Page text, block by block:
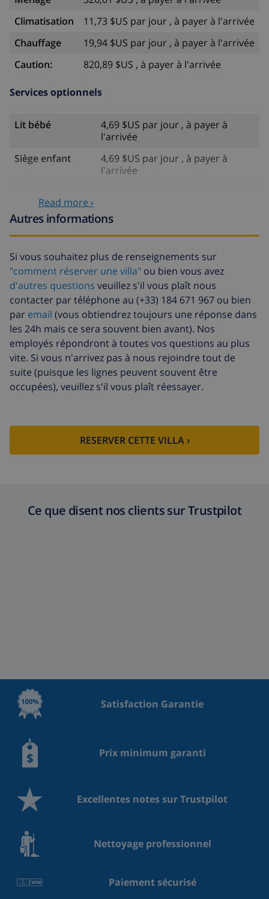
Climatisation
11,73 $US par jour , à payer à l'arrivée
Chauffage
19,94 $US par jour , à payer à l'arrivée
Caution:
820,89 $US , à payer à l'arrivée
Services optionnels
Lit bébé
4,69 $US par jour , à payer à
l'arrivée
Siège enfant
4,69 $US par jour , à payer à
l'arrivée
Animaux
58,64 $US , à payer à l'arrivée
Arrivée tardive
58,64 $US , à payer à l'arrivée
Lit
supplémentaire
14,07 $US par jour , à payer à
l'arrivée
Draps et
serviettes
inclus par personne
Draps
supplémentaires
17,59 $US par personne , à
payer à l'arrivée
Serviettes
supplémentaires
8,80 $US par personne , à payer à
l'arrivée
Départ tardif
113,75 $US
supplémentaire
énergétique (52,77 $US/HOUR)
4.80% du montant total
Read more ›
Autres informations
Si vous souhaitez plus de renseignements sur
"comment réserver une villa" ou bien vous avez
d'autres questions veuillez s'il vous plaît nous
contacter par téléphone au (+33) 184 671 967 ou bien
par email (vous obtiendrez toujours une réponse dans
les 24h mais ce sera souvent bien avant). Nos
employés répondront à toutes vos questions au plus
vite. Si vous n'arrivez pas à nous rejoindre tout de
suite (puisque les lignes peuvent souvent être
occupées), veuillez s'il vous plaît réessayer.
RESERVER CETTE VILLA ›
Ce que disent nos clients sur Trustpilot
Satisfaction Garantie
Prix minimum garanti
Excellentes notes sur Trustpilot
Nettoyage professionnel
Paiement sécurisé